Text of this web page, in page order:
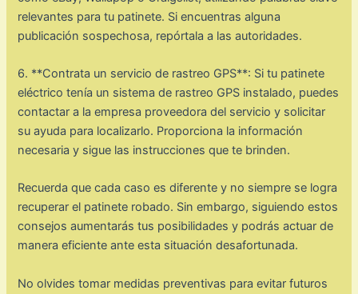
relevantes para tu patinete. Si encuentras alguna
publicación sospechosa, repórtala a las autoridades.
6. **Contrata un servicio de rastreo GPS**: Si tu patinete
eléctrico tenía un sistema de rastreo GPS instalado, puedes
contactar a la empresa proveedora del servicio y solicitar
su ayuda para localizarlo. Proporciona la información
necesaria y sigue las instrucciones que te brinden.
Recuerda que cada caso es diferente y no siempre se logra
recuperar el patinete robado. Sin embargo, siguiendo estos
consejos aumentarás tus posibilidades y podrás actuar de
manera eficiente ante esta situación desafortunada.
No olvides tomar medidas preventivas para evitar futuros